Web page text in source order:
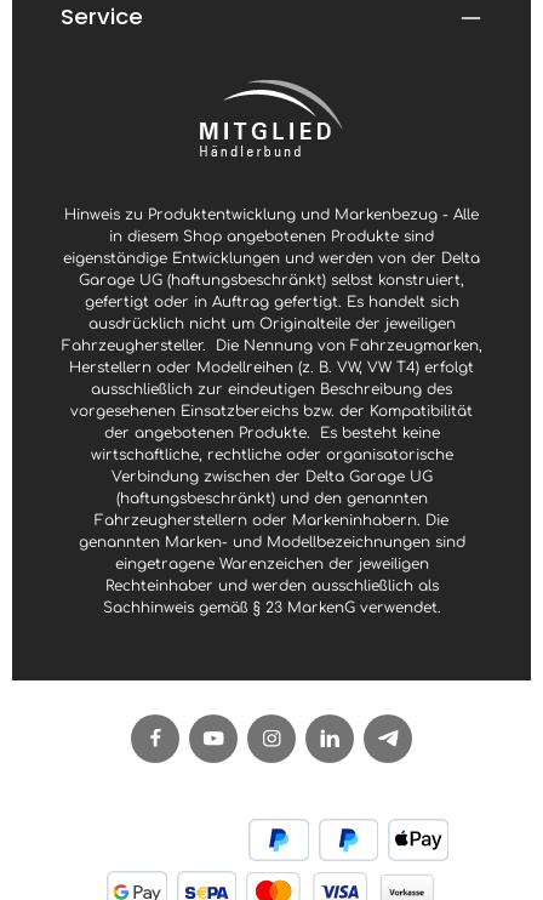
Service
Hinweis zu Produktentwicklung und Markenbezug - Alle
in diesem Shop angebotenen Produkte sind
eigenständige Entwicklungen und werden von der Delta
Garage UG (haftungsbeschränkt) selbst konstruiert,
gefertigt oder in Auftrag gefertigt. Es handelt sich
ausdrücklich nicht um Originalteile der jeweiligen
Fahrzeughersteller.
Die Nennung von Fahrzeugmarken,
Herstellern oder Modellreihen (z. B. VW, VW T4) erfolgt
ausschließlich zur eindeutigen Beschreibung des
vorgesehenen Einsatzbereichs bzw. der Kompatibilität
der angebotenen Produkte.
Es besteht keine
wirtschaftliche, rechtliche oder organisatorische
Verbindung zwischen der Delta Garage UG
(haftungsbeschränkt) und den genannten
Fahrzeugherstellern oder Markeninhabern. Die
genannten Marken- und Modellbezeichnungen sind
eingetragene Warenzeichen der jeweiligen
Rechteinhaber und werden ausschließlich als
Sachhinweis gemäß § 23 MarkenG verwendet.